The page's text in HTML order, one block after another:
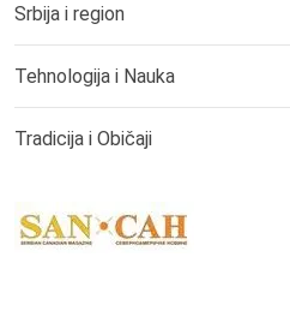
Srbija i region
Tehnologija i Nauka
Tradicija i Običaji